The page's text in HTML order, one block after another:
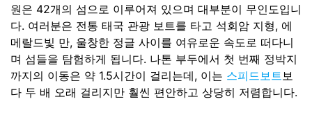
원은 42개의 섬으로 이루어져 있으며 대부분이 무인도입니
다. 여러분은 전통 태국 관광 보트를 타고 석회암 지형, 에
메랄드빛 만, 울창한 정글 사이를 여유로운 속도로 떠다니
며 섬들을 탐험하게 됩니다. 나톤 부두에서 첫 번째 정박지
까지의 이동은 약 1.5시간이 걸리는데, 이는 스피드보트 보
다 두 배 오래 걸리지만 훨씬 편안하고 상당히 저렴합니다.